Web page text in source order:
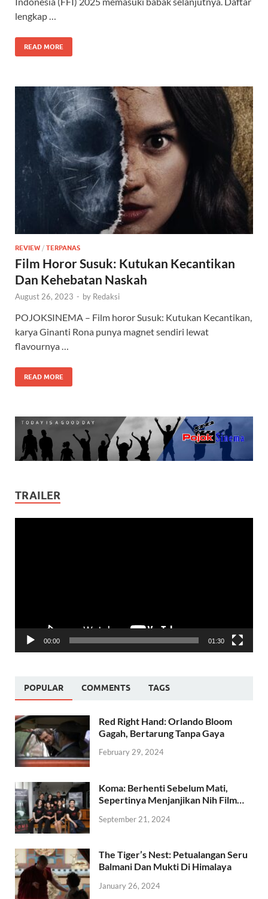
lengkap …
READ MORE
REVIEW / TERPANAS
Film Horor Susuk: Kutukan Kecantikan
Dan Kehebatan Naskah
August 26, 2023 - by Redaksi
POJOKSINEMA – Film horor Susuk: Kutukan Kecantikan,
karya Ginanti Rona punya magnet sendiri lewat
flavournya …
READ MORE
TRAILER
00:00 01:30
POPULAR COMMENTS TAGS
Red Right Hand: Orlando Bloom
Gagah, Bertarung Tanpa Gaya
February 29, 2024
Koma: Berhenti Sebelum Mati,
Sepertinya Menjanjikan Nih Film…
September 21, 2024
The Tiger’s Nest: Petualangan Seru
Balmani Dan Mukti Di Himalaya
January 26, 2024